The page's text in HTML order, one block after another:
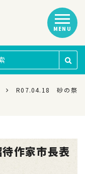
MENU
R07.04.18 砂の祭
作家市長表